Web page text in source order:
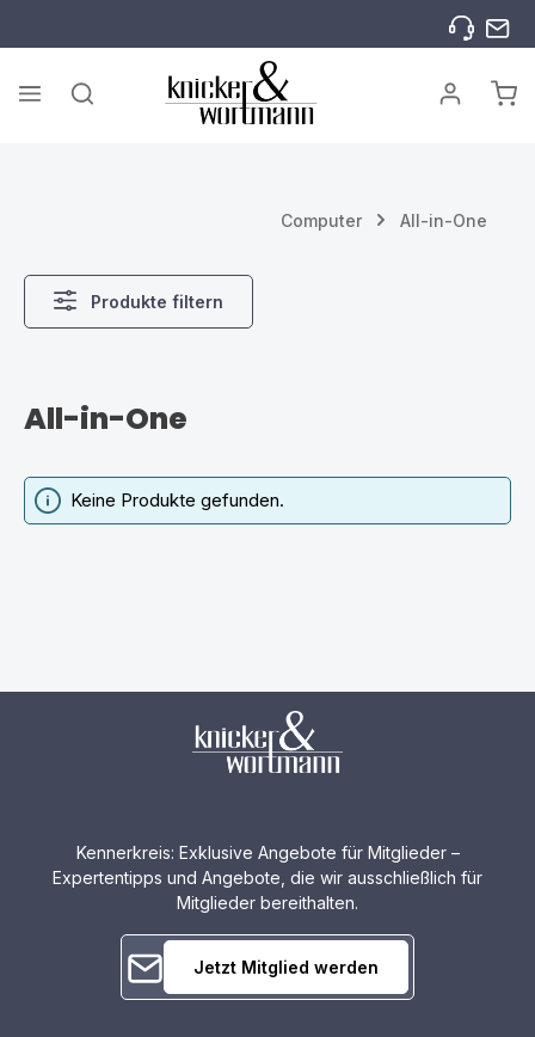
Computer All-in-One
Produkte filtern
All-in-One
Keine Produkte gefunden.
Kennerkreis: Exklusive Angebote für Mitglieder –
Expertentipps und Angebote, die wir ausschließlich für
Mitglieder bereithalten.
Jetzt Mitglied werden